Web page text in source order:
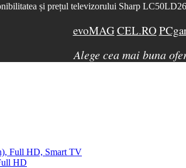
și prețul televizorului Sharp
evoMAGCEL.RO
Alege cea mai buna
Full HD, Smart TV
HD